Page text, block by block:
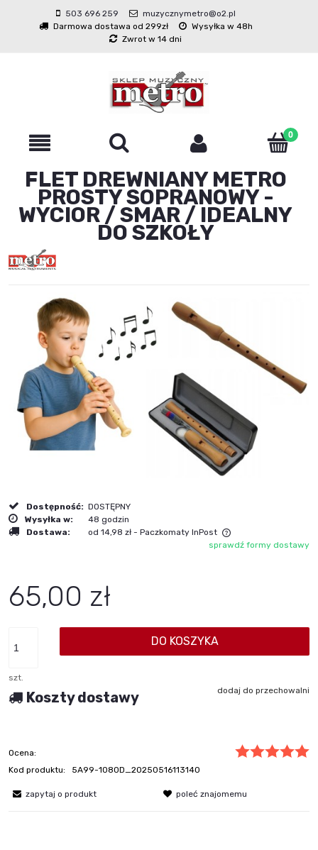
503 696 259
muzycznymetro@o2.pl
Darmowa dostawa od 299zł
Wysyłka w 48h
Zwrot w 14 dni
FLET DREWNIANY METRO
PROSTY SOPRANOWY -
WYCIOR / SMAR / IDEALNY
DO SZKOŁY
Dostępność: DOSTĘPNY
Wysyłka w:
48 godzin
Dostawa:
od 14,98 zł - Paczkomaty InPost
Cena nie zawiera ewentualnych kosztów płatnościsprawdź formy dostawy
65,00 zł
szt.
DO KOSZYKA
dodaj do przechowalni
Koszty dostawy
Ocena:
Kod produktu:
5A99-1080D_20250516113140
zapytaj o produkt poleć znajomemu